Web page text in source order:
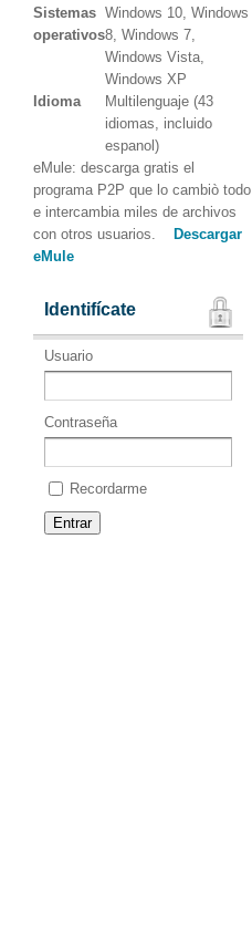
Sistemas
operativos
Windows 10, Windows
8, Windows 7,
Windows Vista,
Windows XP
Idioma
Multilenguaje (43
idiomas, incluido
espanol)
eMule: descarga gratis el
programa P2P que lo cambiò todo
e intercambia miles de archivos
con otros usuarios.
Descargar
eMule
Identifícate
Usuario
Contraseña
Recordarme